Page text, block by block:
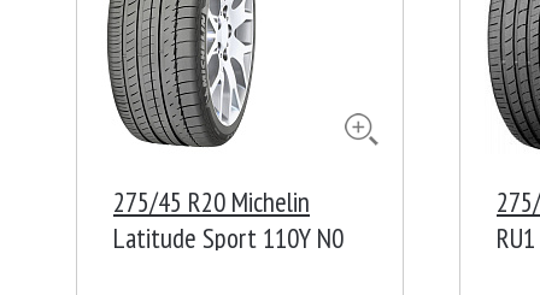
275/45 R20 Michelin
Latitude Sport 110Y N0